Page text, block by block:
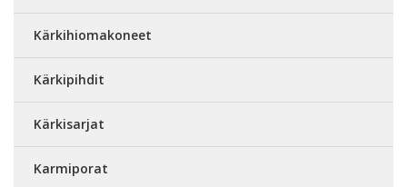
Kärkihiomakoneet
Kärkipihdit
Kärkisarjat
Karmiporat